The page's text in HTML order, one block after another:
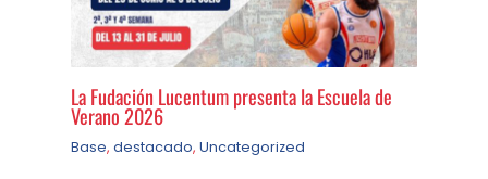
La Fudación Lucentum presenta la Escuela de
Verano 2026
Base, destacado, Uncategorized